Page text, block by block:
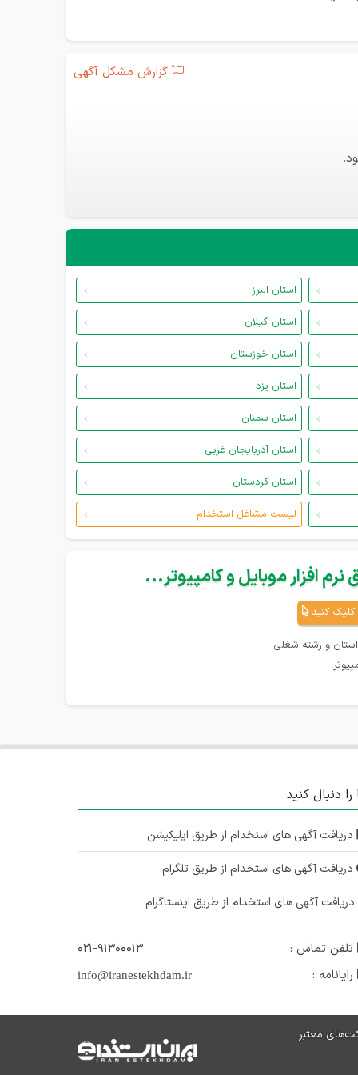
گزارش مشکل آگهی
استان البرز
استان گیلان
استان خوزستان
استان یزد
استان سمنان
استان آذربایجان غربی
استان کردستان
لیست مشاغل استخدام
افزار موبایل و کامپیوتر...
کلیک کنید
و رشته شغلی
را دنبال کنید
دریافت آگهی های استخدام از طریق اپلیکیشن
دریافت آگهی های استخدام از طریق تلگرام
دریافت آگهی های استخدام از طریق اینستاگرام
تلفن تماس :
۰۲۱-۹۱۳۰۰۰۱۳
رایانامه :
info@iranestekhdam.ir
معتبر